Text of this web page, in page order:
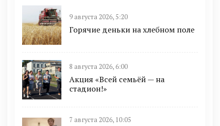
9 августа 2026, 5:20
Горячие деньки на хлебном поле
8 августа 2026, 6:00
Акция «Всей семьёй — на
стадион!»
7 августа 2026, 10:05